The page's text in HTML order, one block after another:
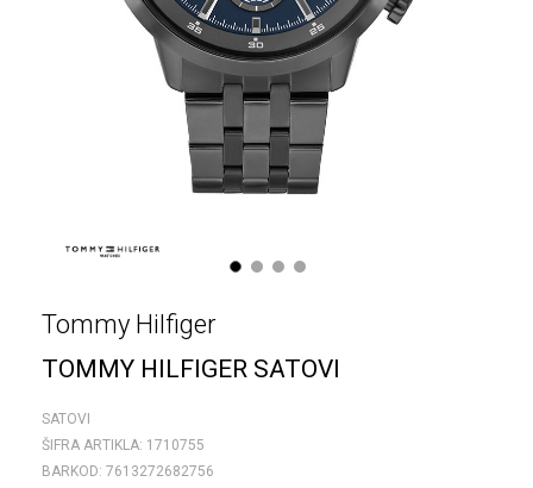
1 2 3 4
Tommy Hilfiger
TOMMY HILFIGER SATOVI
SATOVI
ŠIFRA ARTIKLA: 1710755
BARKOD: 7613272682756